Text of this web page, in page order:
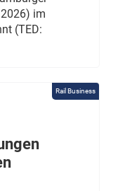
im
(TED:
Rail Business